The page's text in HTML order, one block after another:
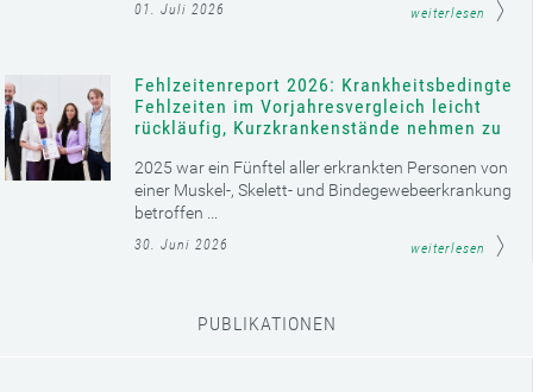
01. Juli 2026 weiterlesen
Fehlzeitenreport 2026: Krankheitsbedingte
Fehlzeiten im Vorjahresvergleich leicht
rückläufig, Kurzkrankenstände nehmen zu
2025 war ein Fünftel aller erkrankten Personen von
einer Muskel-, Skelett- und Bindegewebeerkrankung
betroffen ...
30. Juni 2026 weiterlesen
PUBLIKATIONEN